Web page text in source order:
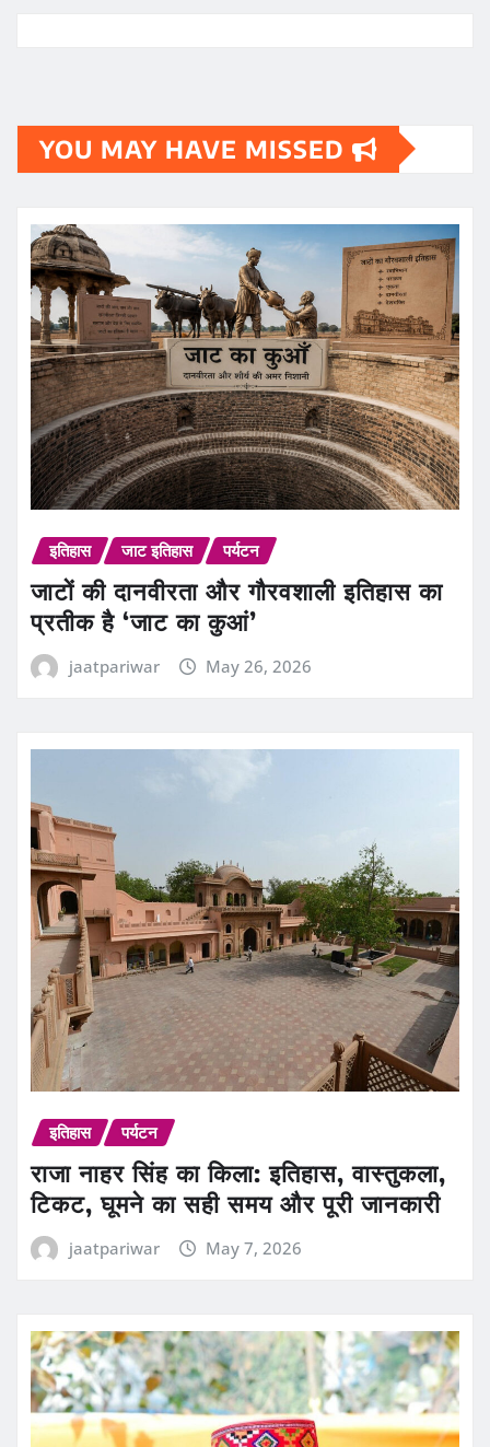
YOU MAY HAVE MISSED
इतिहास जाट इतिहास पर्यटन
जाटों की दानवीरता और गौरवशाली इतिहास का
प्रतीक है ‘जाट का कुआं’
jaatpariwar May 26, 2026
इतिहास पर्यटन
राजा नाहर सिंह का किला: इतिहास, वास्तुकला,
टिकट, घूमने का सही समय और पूरी जानकारी
jaatpariwar May 7, 2026